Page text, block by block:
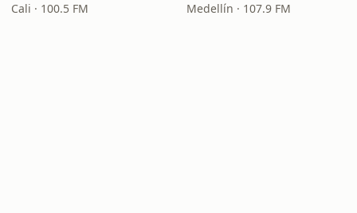
Cali · 100.5 FM Medellín · 107.9 FM